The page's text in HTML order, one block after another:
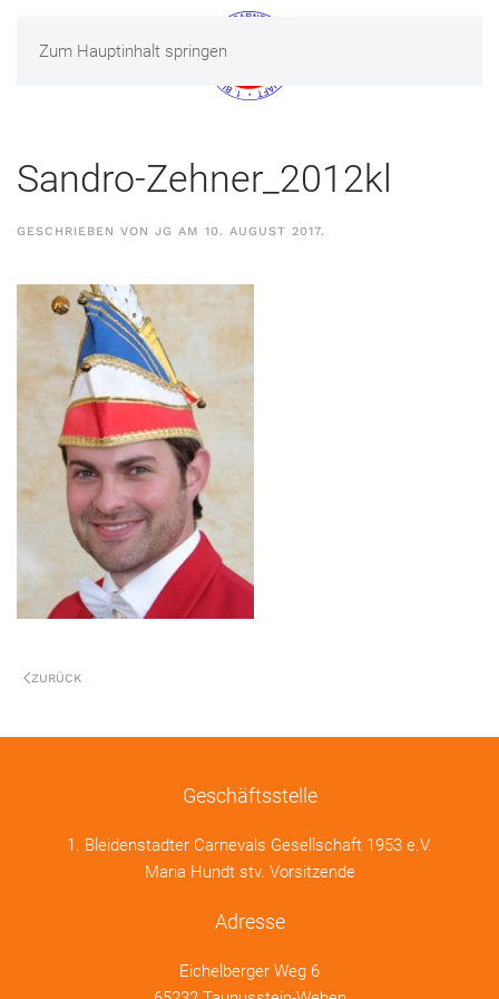
Zum Hauptinhalt springen
MENÜ
Sandro-Zehner_2012kl
GESCHRIEBEN VON JG AM 10. AUGUST 2017.
ZURÜCK
Geschäftsstelle
1. Bleidenstadter Carnevals Gesellschaft 1953 e.V.
Maria Hundt stv. Vorsitzende
Adresse
Eichelberger Weg 6